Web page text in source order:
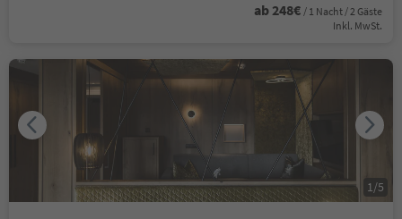
ab 248€ / 1 Nacht / 2 Gäste
Inkl. MwSt.
1/5